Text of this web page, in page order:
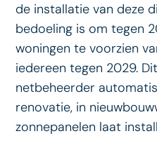
de installatie van deze
bedoeling is om tegen
woningen te voorzien
iedereen tegen 2029.
netbeheerder
renovatie, in
zonnepanelen laat